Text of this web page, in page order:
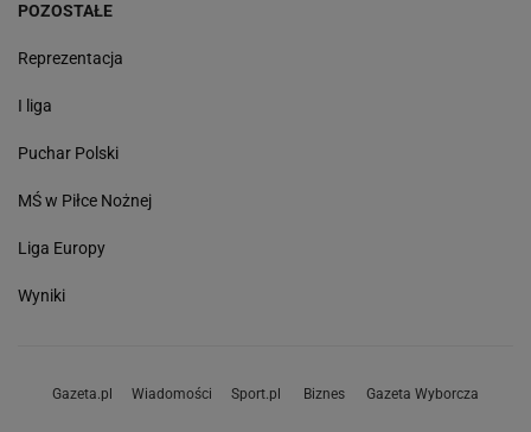
POZOSTAŁE
Reprezentacja
I liga
Puchar Polski
MŚ w Piłce Nożnej
Liga Europy
Wyniki
Gazeta.pl Wiadomości Sport.pl Biznes Gazeta Wyborcza